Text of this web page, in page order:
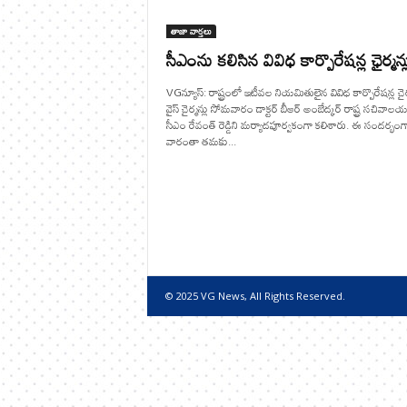
తాజా వార్తలు
సీఎంను కలిసిన వివిధ కార్పొరేషన్ల
VGన్యూస్: రాష్ట్రంలో ఇటీవల నియమితులైన వివిధ కార్పొరేషన్ల
వైస్ చైర్మన్లు సోమవారం డాక్టర్ బీఆర్ అంబేద్కర్ రాష్ట్ర
సీఎం రేవంత్ రెడ్డిని మర్యాదపూర్వకంగా కలిశారు. ఈ
వారంతా తమకు...
© 2025 VG News, All Rights Reserved.